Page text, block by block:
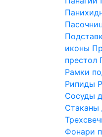
иконы
престол
Рамки
Рипиды
Сосуды
Стаканы
Фонари